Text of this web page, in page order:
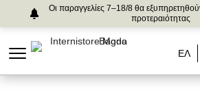
Οι παραγγελίες 7–18/8 θα
προτεραιότητας
ΕΛ